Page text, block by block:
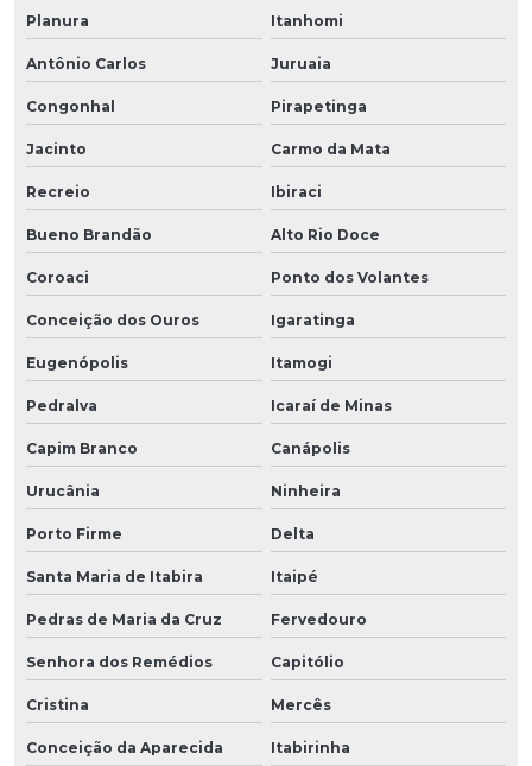
Planura Itanhomi
Antônio Carlos Juruaia
Congonhal Pirapetinga
Jacinto Carmo da Mata
Recreio Ibiraci
Bueno Brandão Alto Rio Doce
Coroaci Ponto dos Volantes
Conceição dos Ouros Igaratinga
Eugenópolis Itamogi
Pedralva Icaraí de Minas
Capim Branco Canápolis
Urucânia Ninheira
Porto Firme Delta
Santa Maria de Itabira Itaipé
Pedras de Maria da Cruz Fervedouro
Senhora dos Remédios Capitólio
Cristina Mercês
Conceição da Aparecida Itabirinha